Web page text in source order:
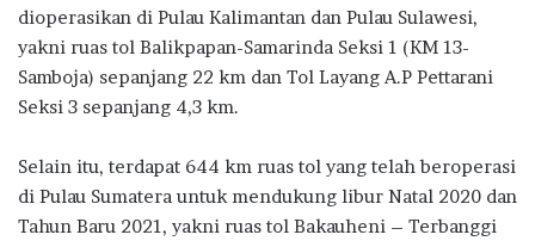
dioperasikan di Pulau Kalimantan dan Pulau Sulawesi,
yakni ruas tol Balikpapan-Samarinda Seksi 1 (KM 13-
Samboja) sepanjang 22 km dan Tol Layang A.P Pettarani
Seksi 3 sepanjang 4,3 km.
Selain itu, terdapat 644 km ruas tol yang telah beroperasi
di Pulau Sumatera untuk mendukung libur Natal 2020 dan
Tahun Baru 2021, yakni ruas tol Bakauheni – Terbanggi